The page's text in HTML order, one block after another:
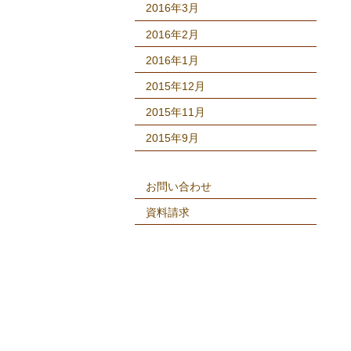
2016年3月
2016年2月
2016年1月
2015年12月
2015年11月
2015年9月
お問い合わせ
資料請求